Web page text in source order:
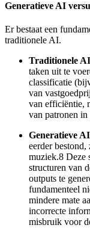
Generatieve AI
Er bestaat een
traditionele AI.
Traditionele AI
taken uit te
classificatie
van
van efficiëntie,
van patronen in
Generatieve AI
eerder
muziek.8 Deze
structuren van
outputs te
fundamenteel
mindere mate
incorrecte
misbruik voor